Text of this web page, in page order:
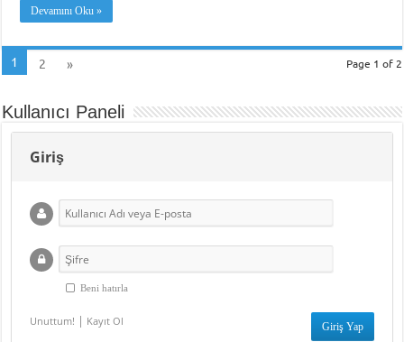
Devamını Oku »
Page 1 of 2
1 2 »
Kullanıcı Paneli
Giriş
Beni hatırla
Unuttum! | Kayıt Ol